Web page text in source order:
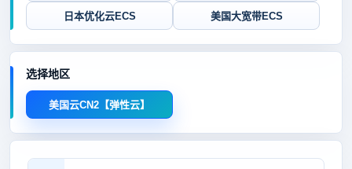
日本优化云ECS 美国大宽带ECS
选择地区
美国云CN2【弹性云】